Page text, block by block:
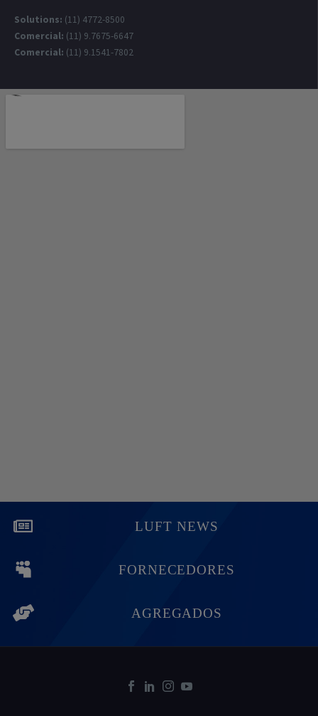
Solutions: (11) 4772-8500
Comercial: (11) 9.7675-6647
Comercial: (11) 9.1541-7802
LUFT NEWS
FORNECEDORES
AGREGADOS